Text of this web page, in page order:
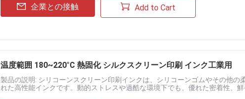
企業との接触 Add to Cart
温度範囲 180~220°C 熱固化 シルクスクリーン印刷 インク工業用
製品の説明: シリコーンスクリーン印刷インクは、シリコーンゴムやその他の
れた高性能インクです。動的ストレスや過酷な環境下でも、優れた密着性、